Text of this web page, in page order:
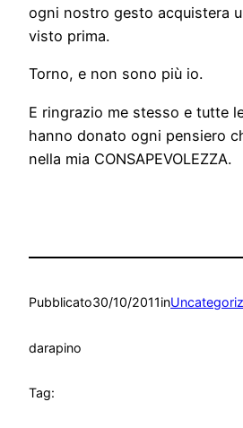
ogni nostro gesto acquistera
visto prima.
Torno, e non sono più io.
E ringrazio me stesso e tutte
hanno donato ogni pensiero
nella mia CONSAPEVOLEZZA.
Pubblicato30/10/2011in
darapino
Tag: